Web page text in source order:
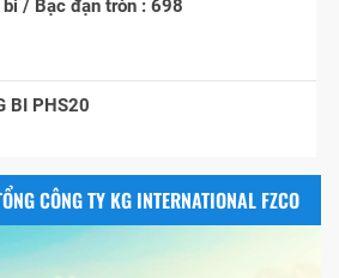
BI PHS20
CÔNG TY KG INTERNATIONAL FZCO